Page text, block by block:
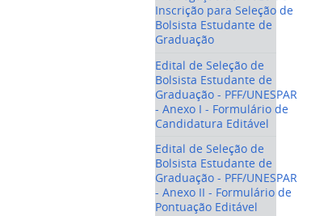
Inscrição para Seleção de
Bolsista Estudante de
Graduação
Edital de Seleção de
Bolsista Estudante de
Graduação - PFF/UNESPAR
- Anexo I - Formulário de
Candidatura Editável
Edital de Seleção de
Bolsista Estudante de
Graduação - PFF/UNESPAR
- Anexo II - Formulário de
Pontuação Editável